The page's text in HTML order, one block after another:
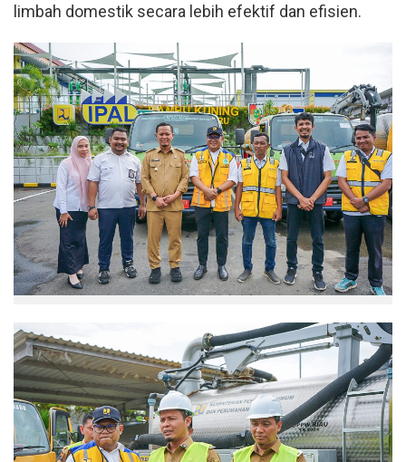
limbah domestik secara lebih efektif dan efisien.